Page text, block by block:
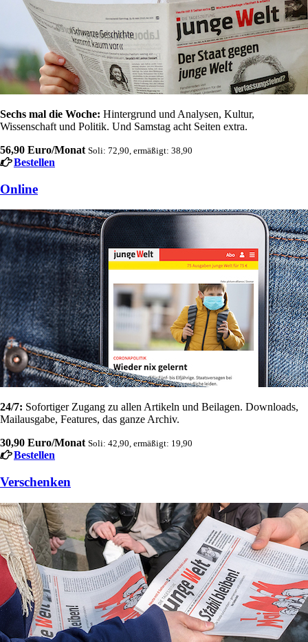
Sechs mal die Woche: Hintergrund und Analysen, Kultur,
Wissenschaft und Politik. Und Samstag acht Seiten extra.
56,90 Euro/Monat Soli: 72,90, ermäßigt: 38,90
Bestellen
Online
24/7: Sofortiger Zugang zu allen Artikeln und Beilagen. Downloads,
Mailausgabe, Features, das ganze Archiv.
30,90 Euro/Monat Soli: 42,90, ermäßigt: 19,90
Bestellen
Verschenken